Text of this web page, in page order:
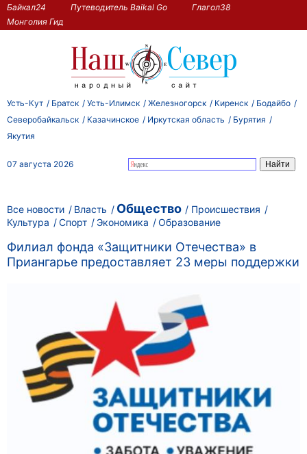
Байкал24 Путеводитель Baikal Go
Глагол38
Монголия Гид
Усть-Кут Братск Усть-Илимск Железногорск Киренск
Бодайбо
Северобайкальск
Казачинское Иркутская область
Бурятия
Якутия
07 августа 2026
Все новости Власть Общество
Происшествия
Культура
Спорт Экономика Образование
Филиал фонда «Защитники Отечества» в
Приангарье предоставляет 23 меры поддержки